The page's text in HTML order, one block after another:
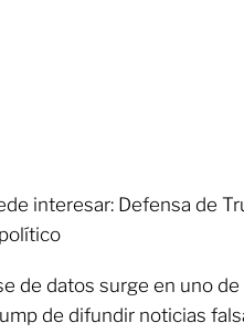
interesar: Defensa de
de datos surge en uno
de difundir noticias